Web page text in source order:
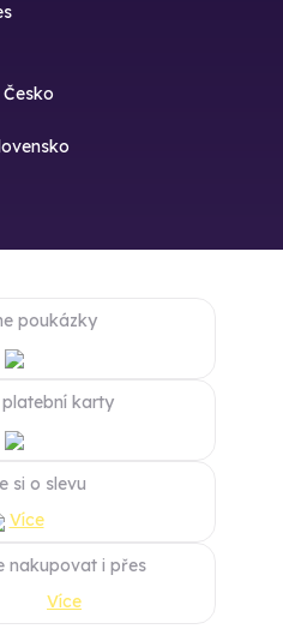
Česko
poukázky
karty
si o slevu
Více
nakupovat i přes
Více